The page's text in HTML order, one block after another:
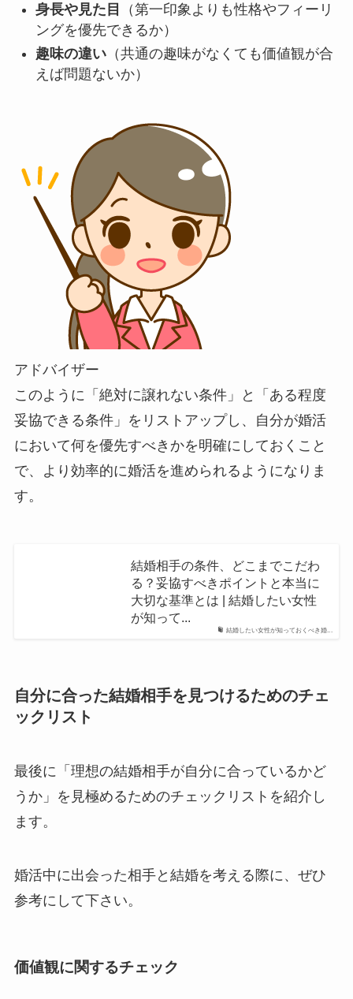
身長や見た目
（第一印象よりも性格やフィーリ
ングを優先できるか）
趣味の違い（共通の趣味がなくても価値観が合
えば問題ないか）
アドバイザー
このように「絶対に譲れない条件」と「ある程度
妥協できる条件」をリストアップし、自分が婚活
において何を優先すべきかを明確にしておくこと
で、より効率的に婚活を進められるようになりま
す。
結婚したい女性が知っておくべき婚...
結婚相手の条件、どこまでこだわ
る？妥協すべきポイントと本当に
大切な基準とは | 結婚したい女性
が知って...
自分に合った結婚相手を見つけるためのチェ
ックリスト
最後に「理想の結婚相手が自分に合っているかど
うか」を見極めるためのチェックリストを紹介し
ます。
婚活中に出会った相手と結婚を考える際に、ぜひ
参考にして下さい。
価値観に関するチェック